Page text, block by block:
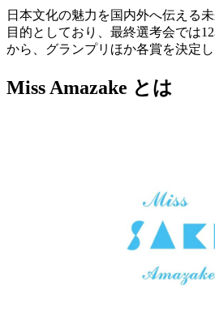
日本文化の魅力を国内外へ伝える
目的としており、最終選考会では
から、グランプリほか各賞を決定し
Miss Amazake とは